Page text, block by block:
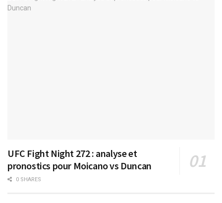
UFC Fight Night 272 : analyse et
pronostics pour Moicano vs Duncan
0 SHARES